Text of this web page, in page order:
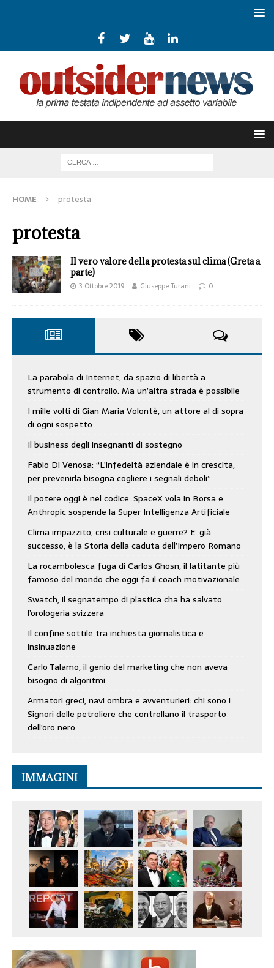
HOME protesta
protesta
Il vero valore della protesta sul clima (Greta a
parte)
3 Ottobre 2019 Giuseppe Turani 0
La parabola di Internet, da spazio di libertà a
strumento di controllo. Ma un’altra strada è possibile
I mille volti di Gian Maria Volontè, un attore al di sopra
di ogni sospetto
Il business degli insegnanti di sostegno
Fabio Di Venosa: “L’infedeltà aziendale è in crescita,
per prevenirla bisogna cogliere i segnali deboli”
Il potere oggi è nel codice: SpaceX vola in Borsa e
Anthropic sospende la Super Intelligenza Artificiale
Clima impazzito, crisi culturale e guerre? E’ già
successo, è la Storia della caduta dell’Impero Romano
La rocambolesca fuga di Carlos Ghosn, il latitante più
famoso del mondo che oggi fa il coach motivazionale
Swatch, il segnatempo di plastica cha ha salvato
l’orologeria svizzera
Il confine sottile tra inchiesta giornalistica e
insinuazione
Carlo Talamo, il genio del marketing che non aveva
bisogno di algoritmi
Armatori greci, navi ombra e avventurieri: chi sono i
Signori delle petroliere che controllano il trasporto
dell’oro nero
IMMAGINI